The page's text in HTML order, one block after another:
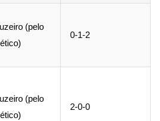
(pelo
0-1-2
(pelo
2-0-0